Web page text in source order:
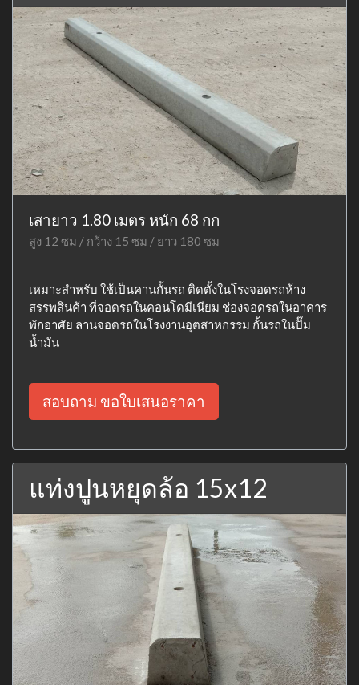
เสายาว 1.80 เมตร หนัก 68 กก
สูง 12 ซม / กว้าง 15 ซม / ยาว 180 ซม
เหมาะสำหรับ ใช้เป็นคานกั้นรถ ติดตั้งในโรงจอดรถห้าง
สรรพสินค้า ที่จอดรถในคอนโดมีเนียม ช่องจอดรถในอาคาร
พักอาศัย ลานจอดรถในโรงงานอุตสาหกรรม กั้นรถในปั๊ม
น้ำมัน
สอบถาม ขอใบเสนอราคา
แท่งปูนหยุดล้อ 15x12